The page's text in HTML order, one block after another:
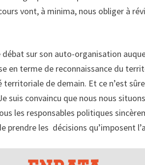
vont, à minima, nous obliger à
débat sur son auto-organisation
en terme de reconnaissance du
de demain. Et ce n’est
suis convaincu que nous nous
les responsables politiques
prendre les décisions qu’imposent